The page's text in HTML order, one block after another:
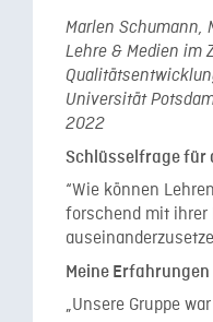
Marlen Schumann,
Lehre & Medien im
Universität
2022
Schlüsselfrage für
“Wie können
forschend mit ihrer
Meine
„Unsere Gruppe